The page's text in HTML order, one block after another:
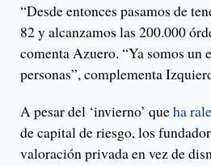
“Desde entonces pasamos de
82 y alcanzamos las 200.000
comenta Azuero. “Ya somos un
personas”, complementa
A pesar del ‘invierno’ queha
de capital de riesgo, los
valoración privada en vez de